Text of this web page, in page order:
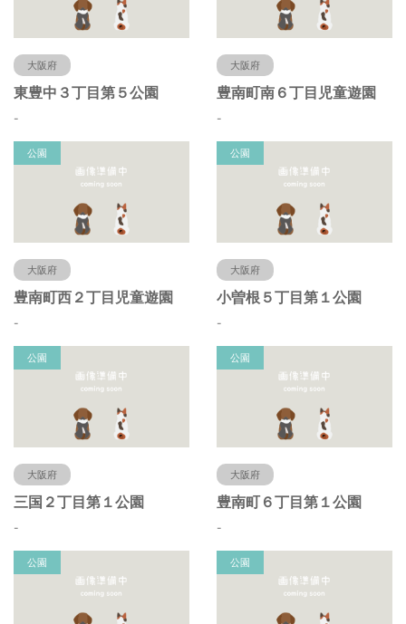
大阪府
東豊中３丁目第５公園
-
大阪府
豊南町南６丁目児童遊園
-
公園
大阪府
豊南町西２丁目児童遊園
-
公園
大阪府
小曽根５丁目第１公園
-
公園
大阪府
三国２丁目第１公園
-
公園
大阪府
豊南町６丁目第１公園
-
公園 公園